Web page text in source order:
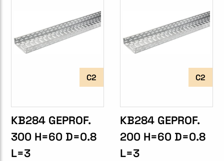
C2
KB284 GEPROF.
300 H=60 D=0.8
L=3
C2
KB284 GEPROF.
200 H=60 D=0.8
L=3